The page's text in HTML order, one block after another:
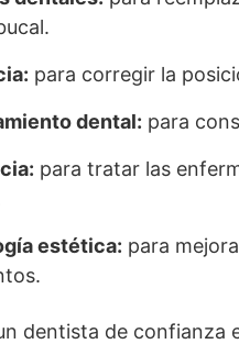
para corregir la
dental: para
para tratar las
estética: para
dentista de confianza